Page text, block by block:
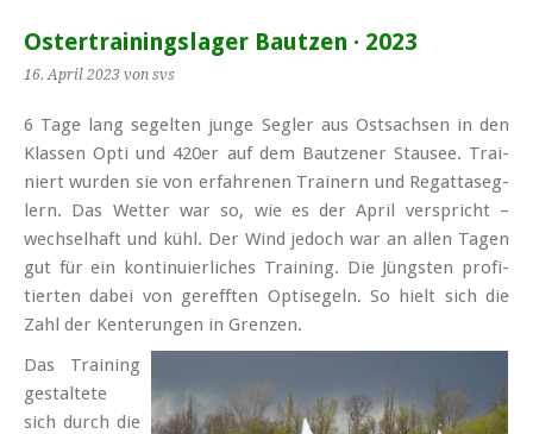
Os­ter­trai­nings­la­ger Bautzen · 2023
16. April 2023 von svs
6 Ta­ge lang se­gel­ten jun­ge Seg­ler aus Ost­sach­sen in den
Klas­sen Op­ti und 420er auf dem Baut­zener Stau­see. Trai­
niert wur­den sie von er­fah­re­nen Trai­nern und Re­gat­ta­seg­
lern. Das Wet­ter war so, wie es der April ver­spricht –
wech­sel­haft und kühl. Der Wind je­doch war an al­len Ta­gen
gut für ein kon­ti­nu­ier­li­ches Trai­ning. Die Jüngs­ten pro­fi­
tier­ten da­bei von gereff­ten Op­ti­se­geln. So hielt sich die
Zahl der Ken­te­run­gen in Gren­zen.
Das Trai­ning
ge­stal­te­te
sich durch die